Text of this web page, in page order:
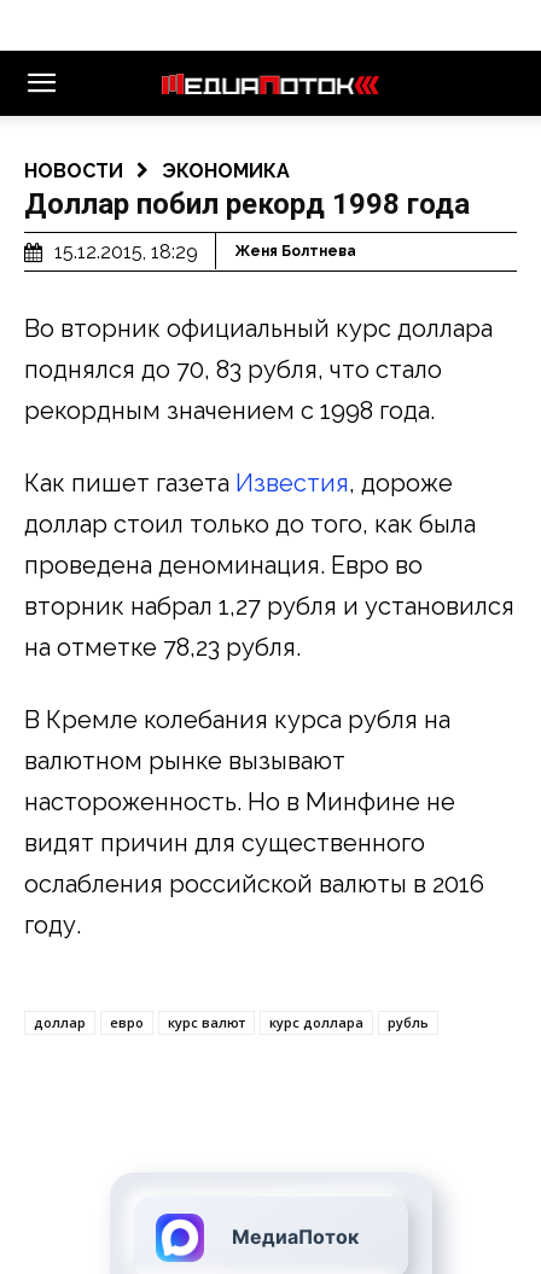
НОВОСТИ ЭКОНОМИКА
Доллар побил рекорд 1998 года
15.12.2015, 18:29 Женя Болтнева
Во вторник официальный курс доллара
поднялся до 70, 83 рубля, что стало
рекордным значением с 1998 года.
Как пишет газета Известия, дороже
доллар стоил только до того, как была
проведена деноминация. Евро во
вторник набрал 1,27 рубля и установился
на отметке 78,23 рубля.
В Кремле колебания курса рубля на
валютном рынке вызывают
настороженность. Но в Минфине не
видят причин для существенного
ослабления российской валюты в 2016
году.
доллар евро курс валют курс доллара рубль
МедиаПоток